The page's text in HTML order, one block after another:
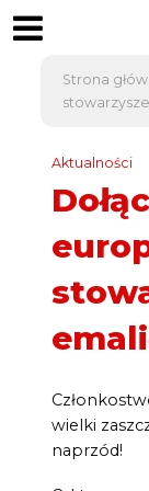
Strona
Aktualności
wielki
naprzód!